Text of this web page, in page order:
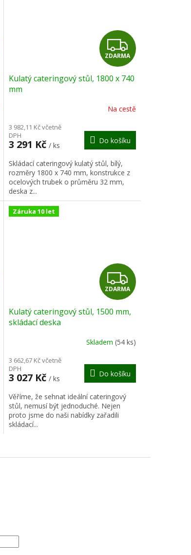
Z
D
A
R
M
A
ZDARMA
Kulatý cateringový stůl, 1800 x 740
mm
Na cestě
3 982,11 Kč včetně
DPH
3 291 Kč / ks
Do košíku
Skládací cateringový kulatý stůl, bílý,
rozměry 1800 x 740 mm, konstrukce z
ocelových trubek o průměru 32 mm,
deska z...
Záruka 10 let
Z
D
A
R
M
A
ZDARMA
Kulatý cateringový stůl, 1500 mm,
skládací deska
Skladem (54 ks)
3 662,67 Kč včetně
DPH
3 027 Kč / ks
Do košíku
Věříme, že sehnat ideální cateringový
stůl, nemusí být jednoduché. Nejen
proto jsme do naši nabídky zařadili
skládací...